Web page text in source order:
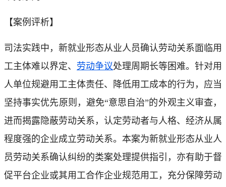
【案例评析】
司法实践中，新就业形态从业人员确认劳动关系面临用
工主体难以界定、 劳动争议处理周期长等困难。针对用
人单位规避用工主体责任、降低用工成本的行为，应当
坚持事实优先原则，避免“意思自治”的外观主义审查，
进而揭露隐蔽劳动关系，认定劳动者与人格、经济从属
程度强的企业成立劳动关系。本案为新就业形态从业人
员劳动关系确认纠纷的类案处理提供指引，亦有助于督
促平台企业或其用工合作企业规范用工，充分保障劳动